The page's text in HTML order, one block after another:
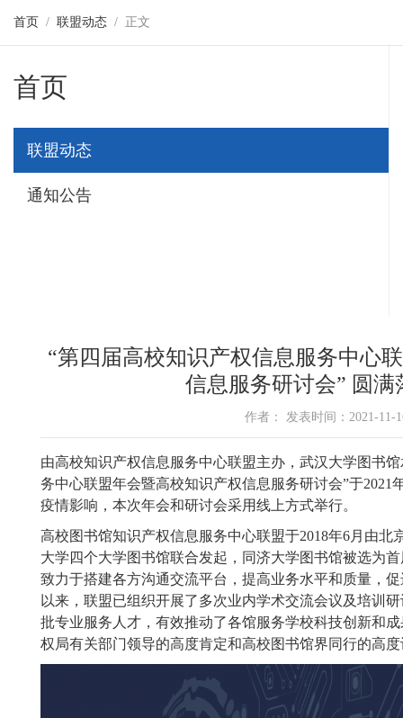
首页 / 联盟动态 / 正文
首页
联盟动态
通知公告
“第四届高校知识产权信息服务中心
信息服务研讨会” 圆满
作者： 发表时间：2021-
由高校知识产权信息服务中心联盟主办，武汉大学图书
务中心联盟年会暨高校知识产权信息服务研讨会”于2021
疫情影响，本次年会和研讨会采用线上方式举行。
高校图书馆知识产权信息服务中心联盟于2018年6月由北
大学四个大学图书馆联合发起，同济大学图书馆被选为
致力于搭建各方沟通交流平台，提高业务水平和质量，
以来，联盟已组织开展了多次业内学术交流会议及培训
批专业服务人才，有效推动了各馆服务学校科技创新和
权局有关部门领导的高度肯定和高校图书馆界同行的高